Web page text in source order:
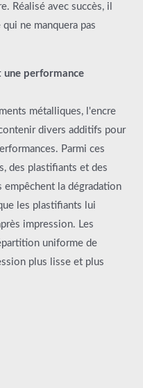
Réalisé avec succès, il
ne manquera pas
une performance
métalliques, l'encre
divers additifs pour
Parmi ces
des plastifiants et des
la dégradation
les plastifiants lui
impression. Les
uniforme de
plus lisse et plus